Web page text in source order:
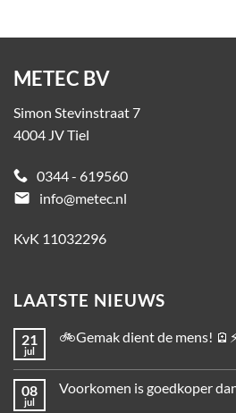
METEC BV
Simon Stevinstraat 7
4004 JV Tiel
0344 - 619560
email
info@metec.nl
KvK 11032296
LAATSTE NIEUWS
21
jul
🚲Gemak dient de mens!
08
jul
Voorkomen is goedkoper